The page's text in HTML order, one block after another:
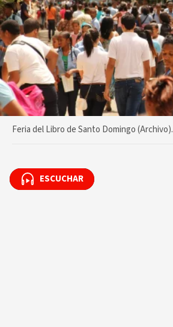
Feria del Libro de Santo Domingo (Archivo).
ESCUCHAR
ESCUCHAR